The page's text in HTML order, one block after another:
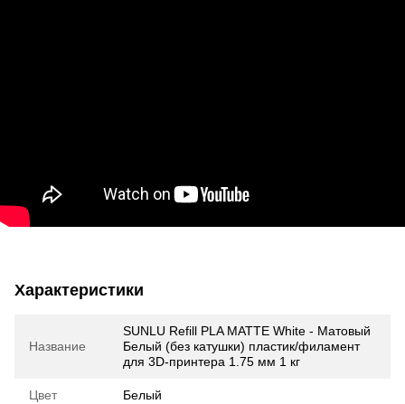
Характеристики
Название
SUNLU Refill PLA MATTE White - Матовый
Белый (без катушки) пластик/филамент
для 3D-принтера 1.75 мм 1 кг
Цвет Белый